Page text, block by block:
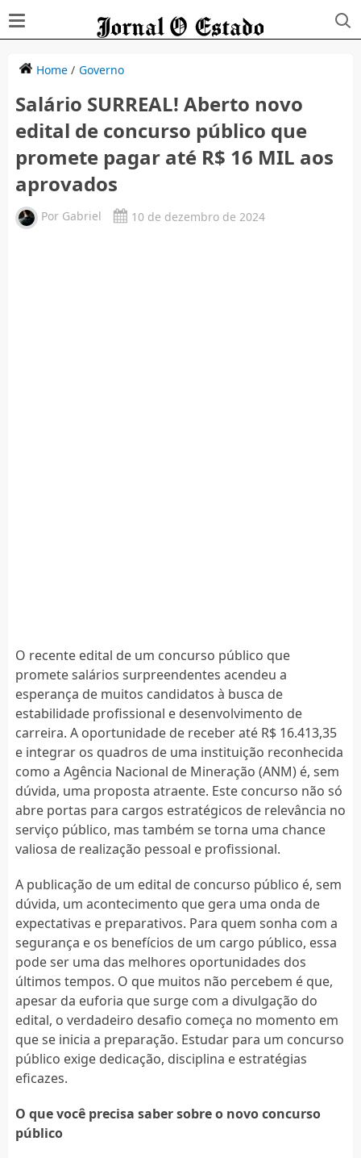
Home/ Governo
Salário SURREAL! Aberto novo
edital de concurso público que
promete pagar até R$ 16 MIL aos
aprovados
Por Gabriel 10 de dezembro de 2024
O recente edital de um concurso público que
promete salários surpreendentes acendeu a
esperança de muitos candidatos à busca de
estabilidade profissional e desenvolvimento de
carreira. A oportunidade de receber até R$ 16.413,35
e integrar os quadros de uma instituição reconhecida
como a Agência Nacional de Mineração (ANM) é, sem
dúvida, uma proposta atraente. Este concurso não só
abre portas para cargos estratégicos de relevância no
serviço público, mas também se torna uma chance
valiosa de realização pessoal e profissional.
A publicação de um edital de concurso público é, sem
dúvida, um acontecimento que gera uma onda de
expectativas e preparativos. Para quem sonha com a
segurança e os benefícios de um cargo público, essa
pode ser uma das melhores oportunidades dos
últimos tempos. O que muitos não percebem é que,
apesar da euforia que surge com a divulgação do
edital, o verdadeiro desafio começa no momento em
que se inicia a preparação. Estudar para um concurso
público exige dedicação, disciplina e estratégias
eficazes.
O que você precisa saber sobre o novo concurso
público